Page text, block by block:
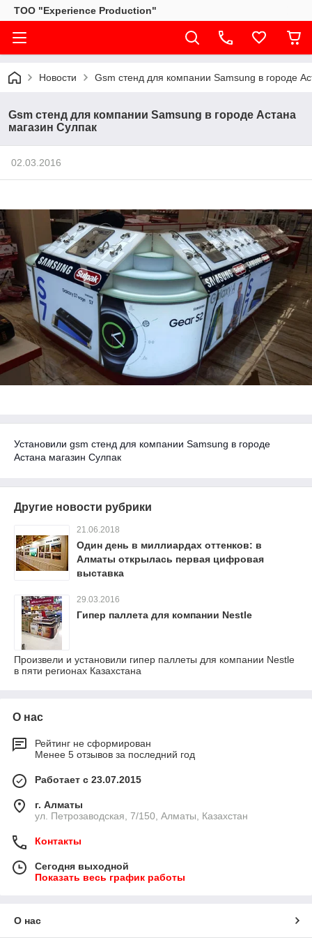
ТОО "Experience Production"
Новости Gsm стенд для компании Samsung в городе
Gsm стенд для компании Samsung в городе Астана
магазин Сулпак
02.03.2016
Установили gsm стенд для компании Samsung в городе
Астана магазин Сулпак
Другие новости рубрики
21.06.2018
Один день в миллиардах оттенков: в
Алматы открылась первая цифровая
выставка
29.03.2016
Гипер паллета для компании Nestle
Произвели и установили гипер паллеты для компании Nestle
в пяти регионах Казахстана
О нас
Рейтинг не сформирован
Менее 5 отзывов за последний год
Работает с 23.07.2015
г. Алматы
ул. Петрозаводская, 7/150, Алматы, Казахстан
Контакты
Сегодня выходной
Показать весь график работы
О нас